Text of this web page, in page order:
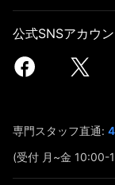
公式SNSアカウン
専門スタッフ直通:
(受付 月~金